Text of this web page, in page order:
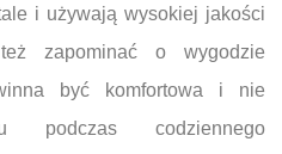
i używają wysokiej jakości
zapominać o wygodzie
być komfortowa i nie
podczas codziennego